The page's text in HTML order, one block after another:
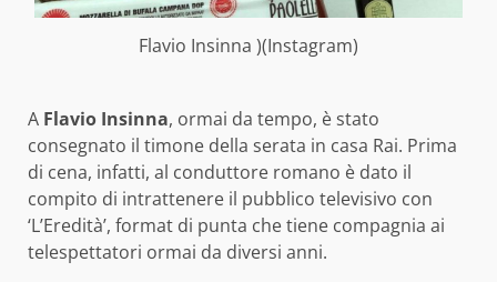
Flavio Insinna )(Instagram)
A Flavio Insinna, ormai da tempo, è stato
consegnato il timone della serata in casa Rai. Prima
di cena, infatti, al conduttore romano è dato il
compito di intrattenere il pubblico televisivo con
‘L’Eredità’, format di punta che tiene compagnia ai
telespettatori ormai da diversi anni.